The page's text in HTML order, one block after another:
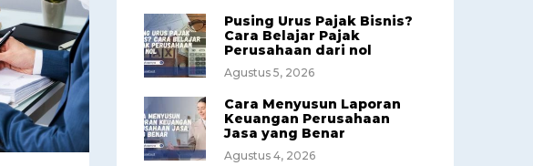
Pusing Urus Pajak Bisnis?
Cara Belajar Pajak
Perusahaan dari nol
Agustus 5, 2026
Cara Menyusun Laporan
Keuangan Perusahaan
Jasa yang Benar
Agustus 4, 2026